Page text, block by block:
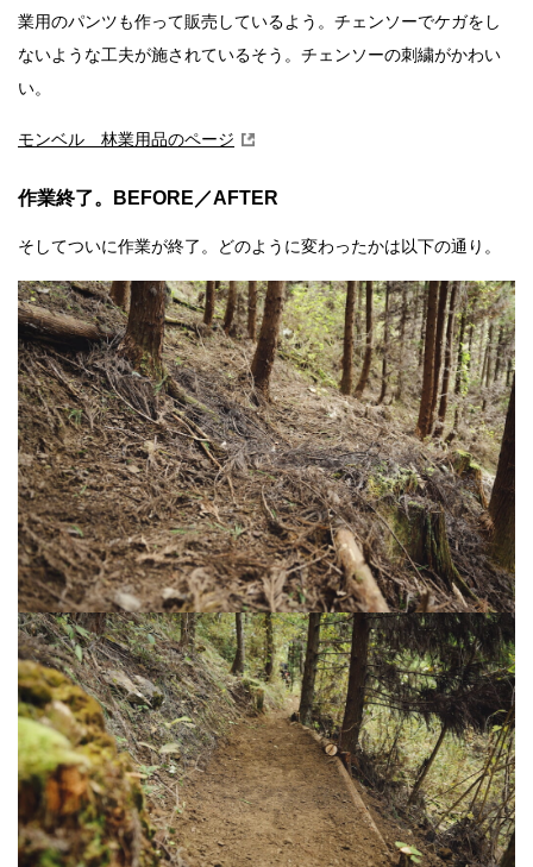
業用のパンツも作って販売しているよう。チェンソーでケガをし
ないような工夫が施されているそう。チェンソーの刺繍がかわい
い。
モンベル 林業用品のページ
作業終了。BEFORE／AFTER
そしてついに作業が終了。どのように変わったかは以下の通り。